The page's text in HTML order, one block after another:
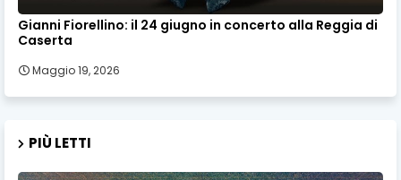
Gianni Fiorellino: il 24 giugno in concerto alla Reggia di
Caserta
Maggio 19, 2026
PIÙ LETTI